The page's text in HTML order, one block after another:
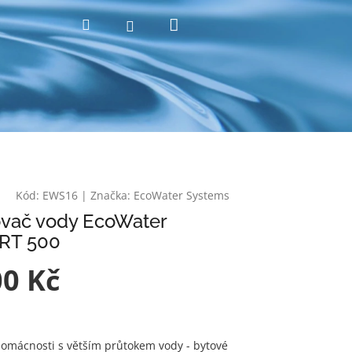
Hledat PřihlášeníNákupní
košík
Kód: EWS16 | Značka: EcoWater Systems
vody EcoWater
500
Kč
s větším průtokem vody - bytové